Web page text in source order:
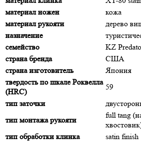
материал ножен
кожа
материал рукояти
дерево
назначение
семейство
KZ
страна бренда
США
страна изготовитель
Япония
твердость по шкале Роквелла
(HRC)
59
тип заточки
тип монтажа рукояти
full tang
тип обработки клинка
satin finish